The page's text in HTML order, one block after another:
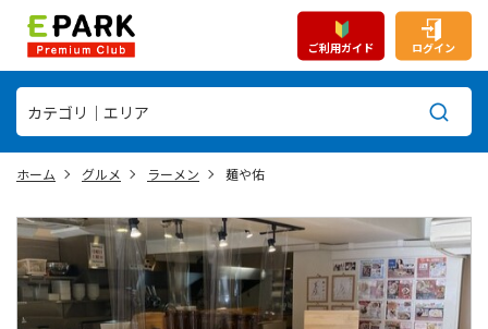
ご利用ガイド ログイン
ホーム グルメ ラーメン 麺や佑